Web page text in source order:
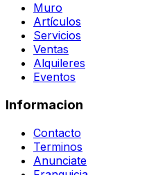
Muro
Artículos
Servicios
Ventas
Alquileres
Eventos
Informacion
Contacto
Terminos
Anunciate